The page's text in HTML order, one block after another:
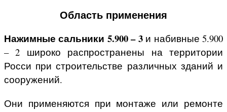
Область применения
Нажимные сальники 5.900 – 3и набивные 5.900
– 2 широко распространены на территории
Росси при строительстве различных зданий и
сооружений.
Они применяются при монтаже или ремонте